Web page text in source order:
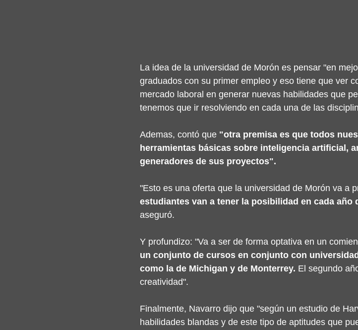
La idea de la universidad de Morón es pensar "en
graduados con su primer empleo y eso tiene que ver
mercado laboral en generar nuevas habilidades que
tenemos que ir resolviendo en cada una de las
Ademas, contó que "otra premisa es que todos
herramientas básicas sobre inteligencia artificial,
generadores de sus proyectos".
"Esto es una oferta que la universidad de Morón va a
estudiantes van a tener la posibilidad en cada
aseguró.
Y profundizo: "Va a ser de forma optativa en un
un conjunto de cursos en conjunto con
como la de Michigan y de Monterrey. El segundo
creatividad".
Finalmente, Navarro dijo que "según un estudio de
habilidades blandas y de este tipo de aptitudes que